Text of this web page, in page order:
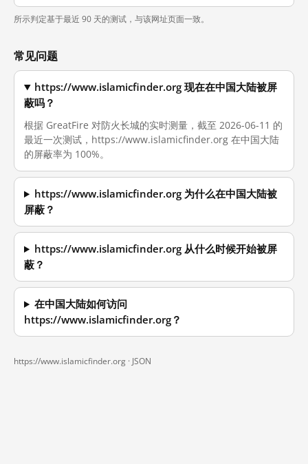
所示判定基于最近 90 天的测试，与该网址页面一致。
常见问题
https://www.islamicfinder.org 现在在中国大陆被屏
蔽吗？
根据 GreatFire 对防火长城的实时测量，截至 2026-06-11 的
最近一次测试，https://www.islamicfinder.org 在中国大陆
的屏蔽率为 100%。
https://www.islamicfinder.org 为什么在中国大陆被
屏蔽？
https://www.islamicfinder.org 从什么时候开始被屏
蔽？
在中国大陆如何访问
https://www.islamicfinder.org？
https://www.islamicfinder.org · JSON